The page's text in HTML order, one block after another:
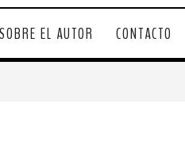
SOBRE EL AUTOR CONTACTO